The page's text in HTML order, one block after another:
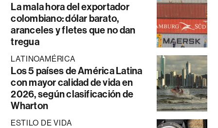
La mala hora del exportador
colombiano: dólar barato,
aranceles y fletes que no dan
tregua
LATINOAMÉRICA
Los 5 países de América Latina
con mayor calidad de vida en
2026, según clasificación de
Wharton
ESTILO DE VIDA